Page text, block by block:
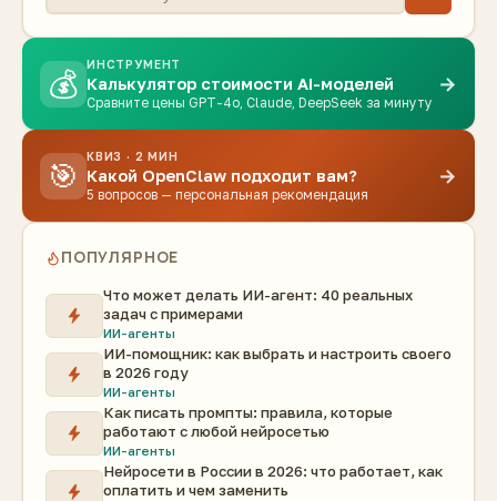
💰
ИНСТРУМЕНТ
Калькулятор стоимости AI-моделей
Сравните цены GPT-4o, Claude, DeepSeek за минуту
→
🎯
КВИЗ · 2 МИН
Какой OpenClaw подходит вам?
5 вопросов — персональная рекомендация
→
ПОПУЛЯРНОЕ
Что может делать ИИ-агент: 40 реальных
задач с примерами
ИИ-агенты
ИИ-помощник: как выбрать и настроить своего
в 2026 году
ИИ-агенты
Как писать промпты: правила, которые
работают с любой нейросетью
ИИ-агенты
Нейросети в России в 2026: что работает, как
оплатить и чем заменить